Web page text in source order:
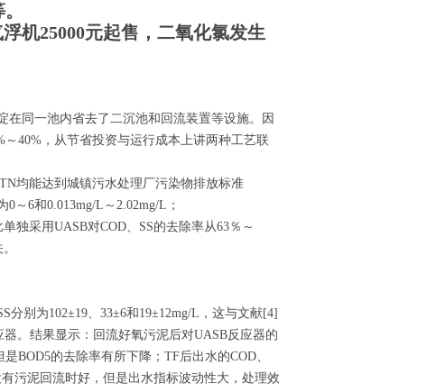
机25000元起售，二氧化氯发生
在同一池内省去了二沉池和回流装置等设施。因
40%，从节省投资与运行成本上讲两种工艺联
均能达到城镇污水处理厂污染物排放标准
～6和0.013mg/L～2.02mg/L；
独采用UASB对COD、SS的去除率从63％～
别为102±19、33±6和19±12mg/L，这与文献[4]
。结果显示：回流好氧污泥后对UASB反应器的
BOD5的去除率有所下降；TF后出水的COD、
污泥回流时好，但是出水指标波动性大，处理效